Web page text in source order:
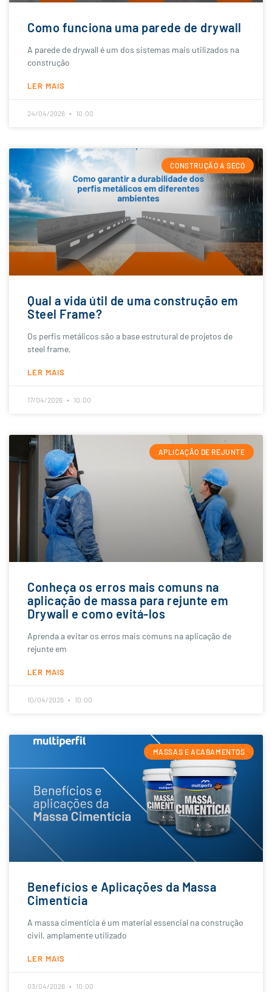
Como funciona uma parede de drywall
A parede de drywall é um dos sistemas mais utilizados na
construção
LER MAIS
24/04/2026 10:00
CONSTRUÇÃO A SECO
Qual a vida útil de uma construção em
Steel Frame?
Os perfis metálicos são a base estrutural de projetos de
steel frame,
LER MAIS
17/04/2026 10:00
APLICAÇÃO DE REJUNTE
Conheça os erros mais comuns na
aplicação de massa para rejunte em
Drywall e como evitá-los
Aprenda a evitar os erros mais comuns na aplicação de
rejunte em
LER MAIS
10/04/2026 10:00
MASSAS E ACABAMENTOS
Benefícios e Aplicações da Massa
Cimentícia
A massa cimentícia é um material essencial na construção
civil, amplamente utilizado
LER MAIS
03/04/2026 10:00